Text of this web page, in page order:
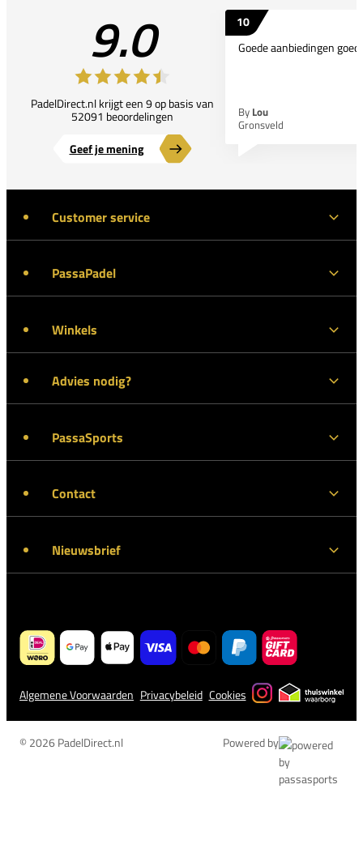
9.0
PadelDirect.nl krijgt een 9 op basis van
52091 beoordelingen
Geef je mening
10
Goede aanbiedingen
By Lou
Gronsveld
Customer service
PassaPadel
Winkels
Advies nodig?
PassaSports
Contact
Nieuwsbrief
Algemene Voorwaarden Privacybeleid Cookies
© 2026 PadelDirect.nl Powered by